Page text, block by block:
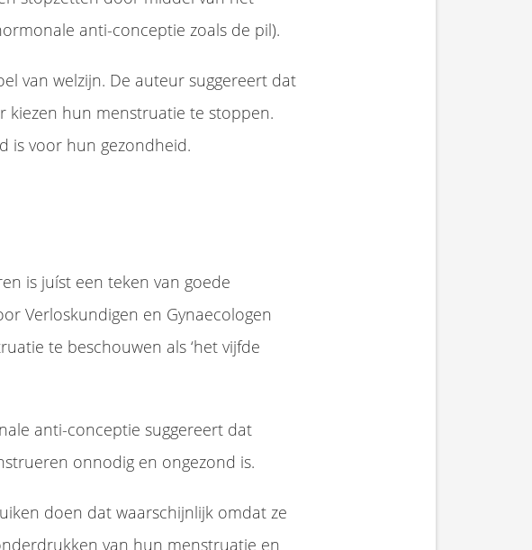
anti-conceptie zoals de pil).
van welzijn. De auteur suggereert dat
kiezen hun menstruatie te stoppen.
is voor hun gezondheid.
is juíst een teken van goede
Verloskundigen en Gynaecologen
te beschouwen als ‘het vijfde
anti-conceptie suggereert dat
onnodig en ongezond is.
doen dat waarschijnlijk omdat ze
van hun menstruatie en